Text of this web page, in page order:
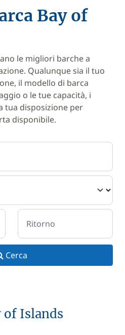
Bay of
le migliori barche a
Qualunque sia il tuo
il modello di barca
o le tue capacità, i
tua disposizione per
disponibile.
Ritorno
Cerca
of Islands